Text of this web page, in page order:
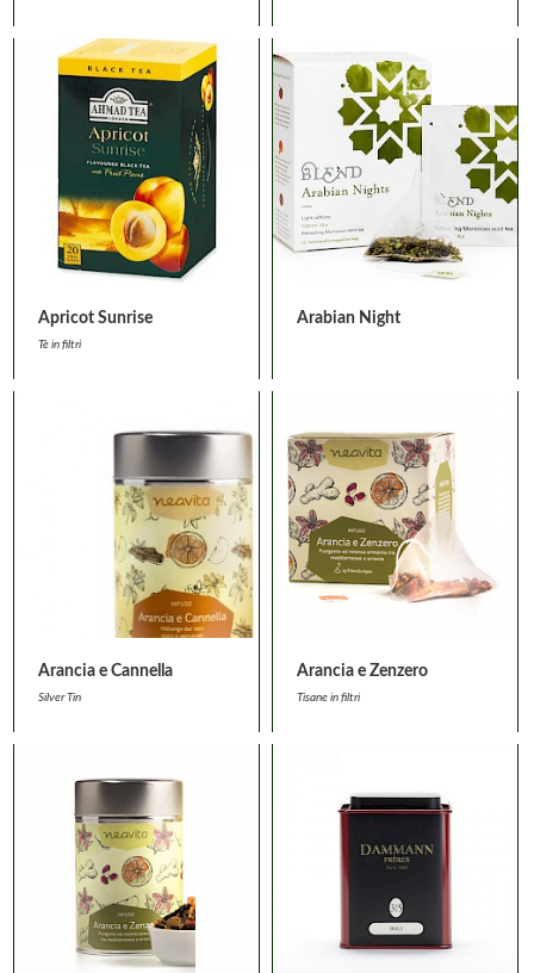
Apricot Sunrise
Tè in filtri
Arabian Night
Arancia e Cannella
Silver Tin
Arancia e Zenzero
Tisane in filtri